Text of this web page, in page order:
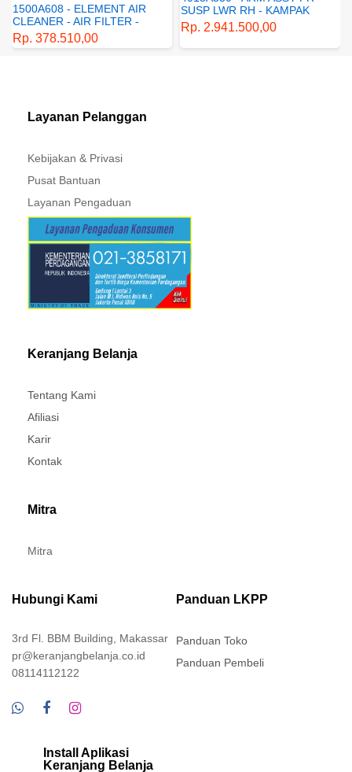
SUSP LWR RH - KAMPAK
DEPAN BAWAH KANAN -
GENUINE SPAREPART -
MITSUBISHI - XPANDER
Rp. 2.941.500,00
4162A413 - SHOCK
ABSORBER RR SUSP -
SUSPENSI BELAKANG -
SHOCKBREAKER BELAKANG
Rp. 1.198.800,00
Layanan Pelanggan
Kebijakan & Privasi
Pusat Bantuan
Layanan Pengaduan
Keranjang Belanja
Tentang Kami
Afiliasi
Karir
Kontak
Mitra
Mitra
Hubungi Kami
3rd Fl. BBM Building, Makassar
pr@keranjangbelanja.co.id
08114112122
Panduan LKPP
Panduan Toko
Panduan Pembeli
Install Aplikasi
Keranjang Belanja